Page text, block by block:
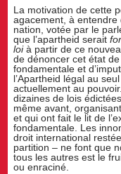
La motivation de cette
agacement, à entendre
nation, votée par le
que l’apartheid serait
loià partir de ce
de dénoncer cet état
fondamentale et
l’Apartheid légal au
actuellement au
dizaines de lois
même avant,
et qui ont fait le lit de
fondamentale. Les
droit international
partition – ne font que
tous les autres est le
ou enraciné.